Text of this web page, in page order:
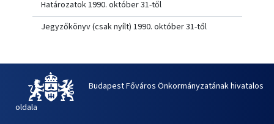
Határozatok 1990. október 31-től
Jegyzőkönyv (csak nyílt) 1990. október 31-től
Budapest Főváros Önkormányzatának hivatalos
oldala